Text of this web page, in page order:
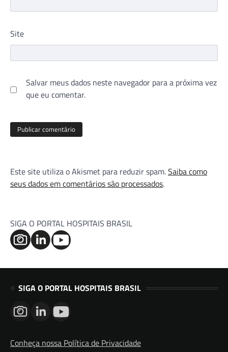
Site
Salvar meus dados neste navegador para a próxima vez
que eu comentar.
Este site utiliza o Akismet para reduzir spam.Saiba como
seus dados em comentários são processados.
SIGA O PORTAL HOSPITAIS BRASIL
SIGA O PORTAL HOSPITAIS BRASIL
Conheça nossa Política de Privacidade